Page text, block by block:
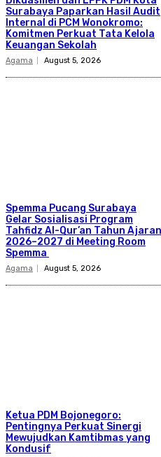
Surabaya Paparkan Hasil Audit
Internal di PCM Wonokromo:
Komitmen Perkuat Tata Kelola
Keuangan Sekolah
Agama August 5, 2026
Spemma Pucang Surabaya
Gelar Sosialisasi Program
Tahfidz Al-Qur’an Tahun Ajaran
2026–2027 di Meeting Room
Spemma
Agama August 5, 2026
Ketua PDM Bojonegoro:
Pentingnya Perkuat Sinergi
Mewujudkan Kamtibmas yang
Kondusif